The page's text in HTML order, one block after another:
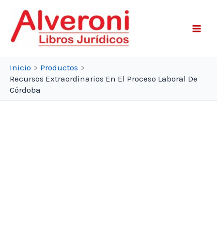
contenido
Inicio
Productos
Recursos Extraordinarios En El Proceso Laboral De
Córdoba